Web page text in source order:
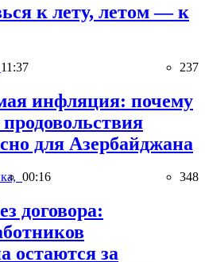
к лету, летом — к
11:37 237
инфляция: почему
для Азербайджана
00:16 348
договора:
остаются за